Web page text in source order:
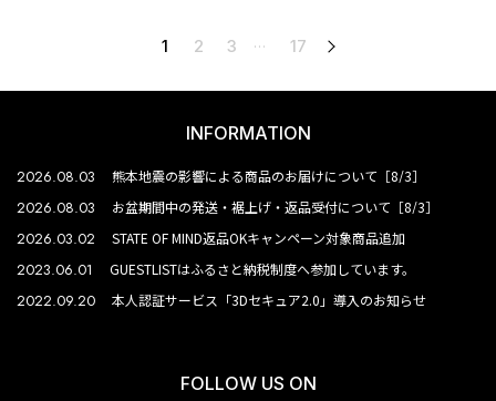
1 2 3 … 17
INFORMATION
2026.08.03 熊本地震の影響による商品のお届けについて［8/3］
2026.08.03 お盆期間中の発送・裾上げ・返品受付について［8/3］
2026.03.02 STATE OF MIND返品OKキャンペーン対象商品追加
2023.06.01 GUESTLISTはふるさと納税制度へ参加しています。
2022.09.20 本人認証サービス「3Dセキュア2.0」導入のお知らせ
FOLLOW US ON